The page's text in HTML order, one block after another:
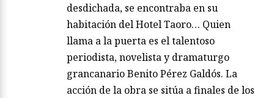
desdichada, se encontraba en su
habitación del Hotel Taoro… Quien
llama a la puerta es el talentoso
periodista, novelista y dramaturgo
grancanario Benito Pérez Galdós. La
acción de la obra se sitúa a finales de los